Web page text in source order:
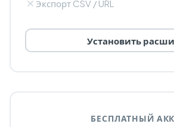
Экспорт CSV / URL
Установить
БЕСПЛАТНЫЙ